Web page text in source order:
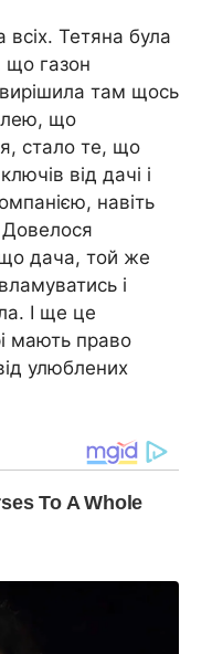
Тетяна була
що газон
там щось
що
стало те, що
від дачі і
навіть
Довелося
дача, той же
і
І ще це
мають право
улюблених